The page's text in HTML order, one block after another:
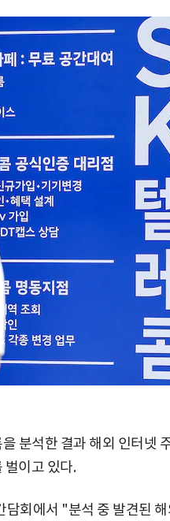
분석한 결과 해외 인터넷
벌이고 있다.
담회에서 "분석 중 발견된